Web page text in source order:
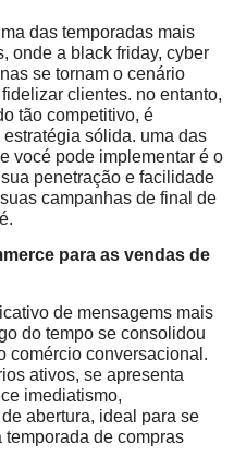
das temporadas mais
onde a black friday, cyber
se tornam o cenário
clientes. no entanto,
tão competitivo, é
sólida. uma das
vocé pode implementar é o
penetração e facilidade
campanhas de final de
para as vendas de
de mensagems mais
do tempo se consolidou
comércio conversacional.
ativos, se apresenta
imediatismo,
abertura, ideal para se
de compras